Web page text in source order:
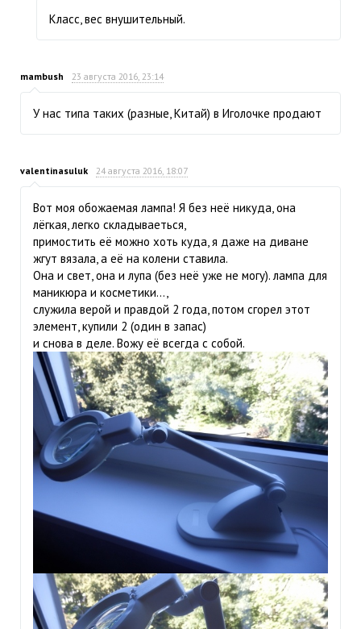
Класс, вес внушительный.
mambush 23 августа 2016, 23:14
У нас типа таких (разные, Китай) в Иголочке продают
valentinasuluk 24 августа 2016, 18:07
Вот моя обожаемая лампа! Я без неё никуда, она
лёгкая, легко складываеться,
примостить её можно хоть куда, я даже на диване
жгут вязала, а её на колени ставила.
Она и свет, она и лупа (без неё уже не могу). лампа для
маникюра и косметики...,
служила верой и правдой 2 года, потом сгорел этот
элемент, купили 2 (один в запас)
и снова в деле. Вожу её всегда с собой.